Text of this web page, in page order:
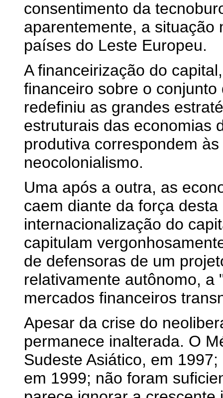
consentimento da
aparentemente, a situação
países do Leste Europeu.
A financeirização do
financeiro sobre o
redefiniu as grandes
estruturais das economias
produtiva correspondem
neocolonialismo.
Uma após a outra, as
caem diante da força
internacionalização do
capitulam
de defensoras de um
relativamente autônomo, a
mercados financeiros
Apesar da crise do
permanece inalterada. O
Sudeste Asiático, em
em 1999; não foram